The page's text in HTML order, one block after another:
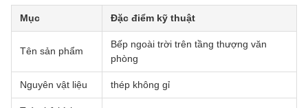
Mục Đặc điểm kỹ thuật
Tên sản phẩm
Bếp ngoài trời trên tầng thượng văn
phòng
Nguyên vật liệu thép không gỉ